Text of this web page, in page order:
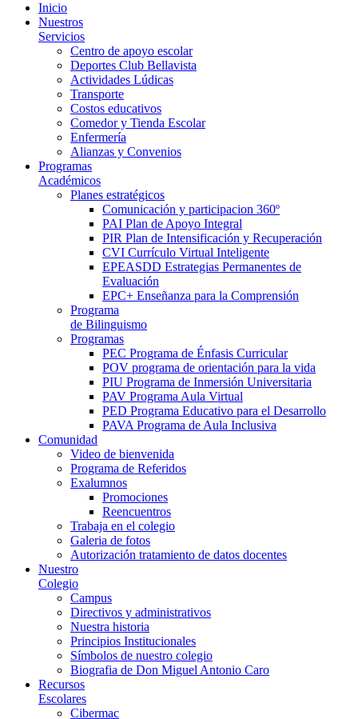
Inicio
Nuestros
Servicios
Centro de apoyo escolar
Deportes Club Bellavista
Actividades Lúdicas
Transporte
Costos educativos
Comedor y Tienda Escolar
Enfermería
Alianzas y Convenios
Programas
Académicos
Planes estratégicos
Comunicación y participacion 360º
PAI Plan de Apoyo Integral
PIR Plan de Intensificación y Recuperación
CVI Currículo Virtual Inteligente
EPEASDD Estrategias Permanentes de
Evaluación
EPC+ Enseñanza para la Comprensión
Programa
de Bilinguismo
Programas
PEC Programa de Énfasis Curricular
POV programa de orientación para la vida
PIU Programa de Inmersión Universitaria
PAV Programa Aula Virtual
PED Programa Educativo para el Desarrollo
PAVA Programa de Aula Inclusiva
Comunidad
Video de bienvenida
Programa de Referidos
Exalumnos
Promociones
Reencuentros
Trabaja en el colegio
Galeria de fotos
Autorización tratamiento de datos docentes
Nuestro
Colegio
Campus
Directivos y administrativos
Nuestra historia
Principios Institucionales
Símbolos de nuestro colegio
Biografia de Don Miguel Antonio Caro
Recursos
Escolares
Cibermac